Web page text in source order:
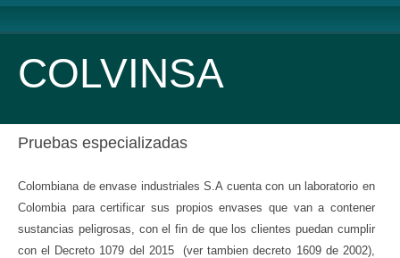
COLVINSA
Pruebas especializadas
Colombiana de envase industriales S.A cuenta con un laboratorio en
Colombia para certificar sus propios envases que van a contener
sustancias peligrosas, con el fin de que los clientes puedan cumplir
con el Decreto 1079 del 2015 (ver tambien decreto 1609 de 2002),